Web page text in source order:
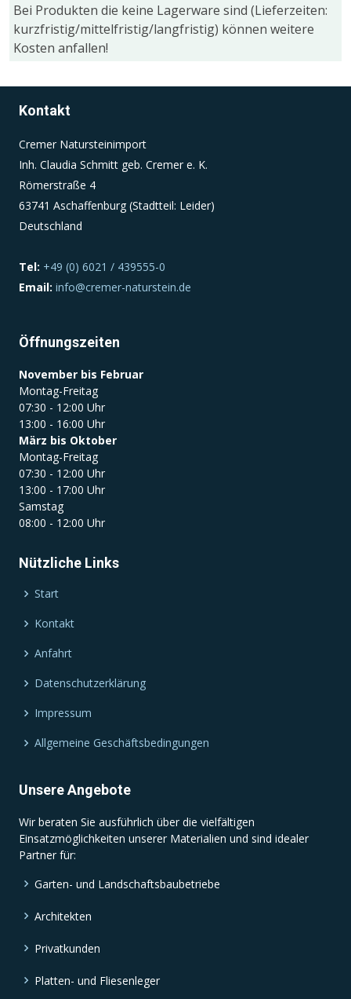
Bei Produkten die keine Lagerware sind (Lieferzeiten:
kurzfristig/mittelfristig/langfristig) können weitere
Kosten anfallen!
Kontakt
Cremer Natursteinimport
Inh. Claudia Schmitt geb. Cremer e. K.
Römerstraße 4
63741 Aschaffenburg (Stadtteil: Leider)
Deutschland
Tel: +49 (0) 6021 / 439555-0
Email: info@cremer-naturstein.de
Öffnungszeiten
November bis Februar
Montag-Freitag
07:30 - 12:00 Uhr
13:00 - 16:00 Uhr
März bis Oktober
Montag-Freitag
07:30 - 12:00 Uhr
13:00 - 17:00 Uhr
Samstag
08:00 - 12:00 Uhr
Nützliche Links
Start
Kontakt
Anfahrt
Datenschutzerklärung
Impressum
Allgemeine Geschäftsbedingungen
Unsere Angebote
Wir beraten Sie ausführlich über die vielfältigen
Einsatzmöglichkeiten unserer Materialien und sind idealer
Partner für:
Garten- und Landschaftsbaubetriebe
Architekten
Privatkunden
Platten- und Fliesenleger
Name:
cookie_consent
1 Jahr